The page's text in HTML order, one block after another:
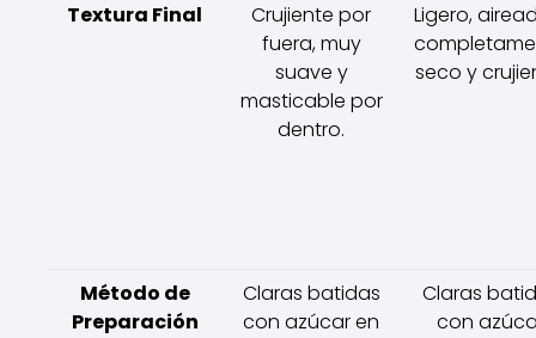
Textura Final
Crujiente por
fuera, muy
suave y
masticable por
dentro.
Ligero,
seco y
Método de
Preparación
Claras batidas
con azúcar en
Claras
con